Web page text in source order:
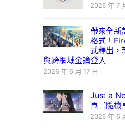
2026 年 7
帶來全新
格式！
式釋出，
與跨網域金鑰登入
2026 年 6 月 17 日
Just a
頁（隨機
2026 年 6